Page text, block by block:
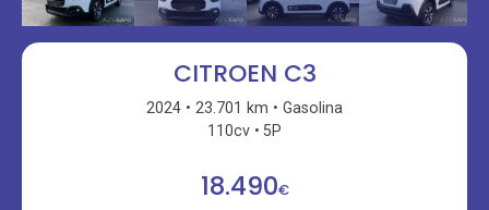
CITROEN C3
2024 23.701 km
Gasolina
110cv
5P
18.490€